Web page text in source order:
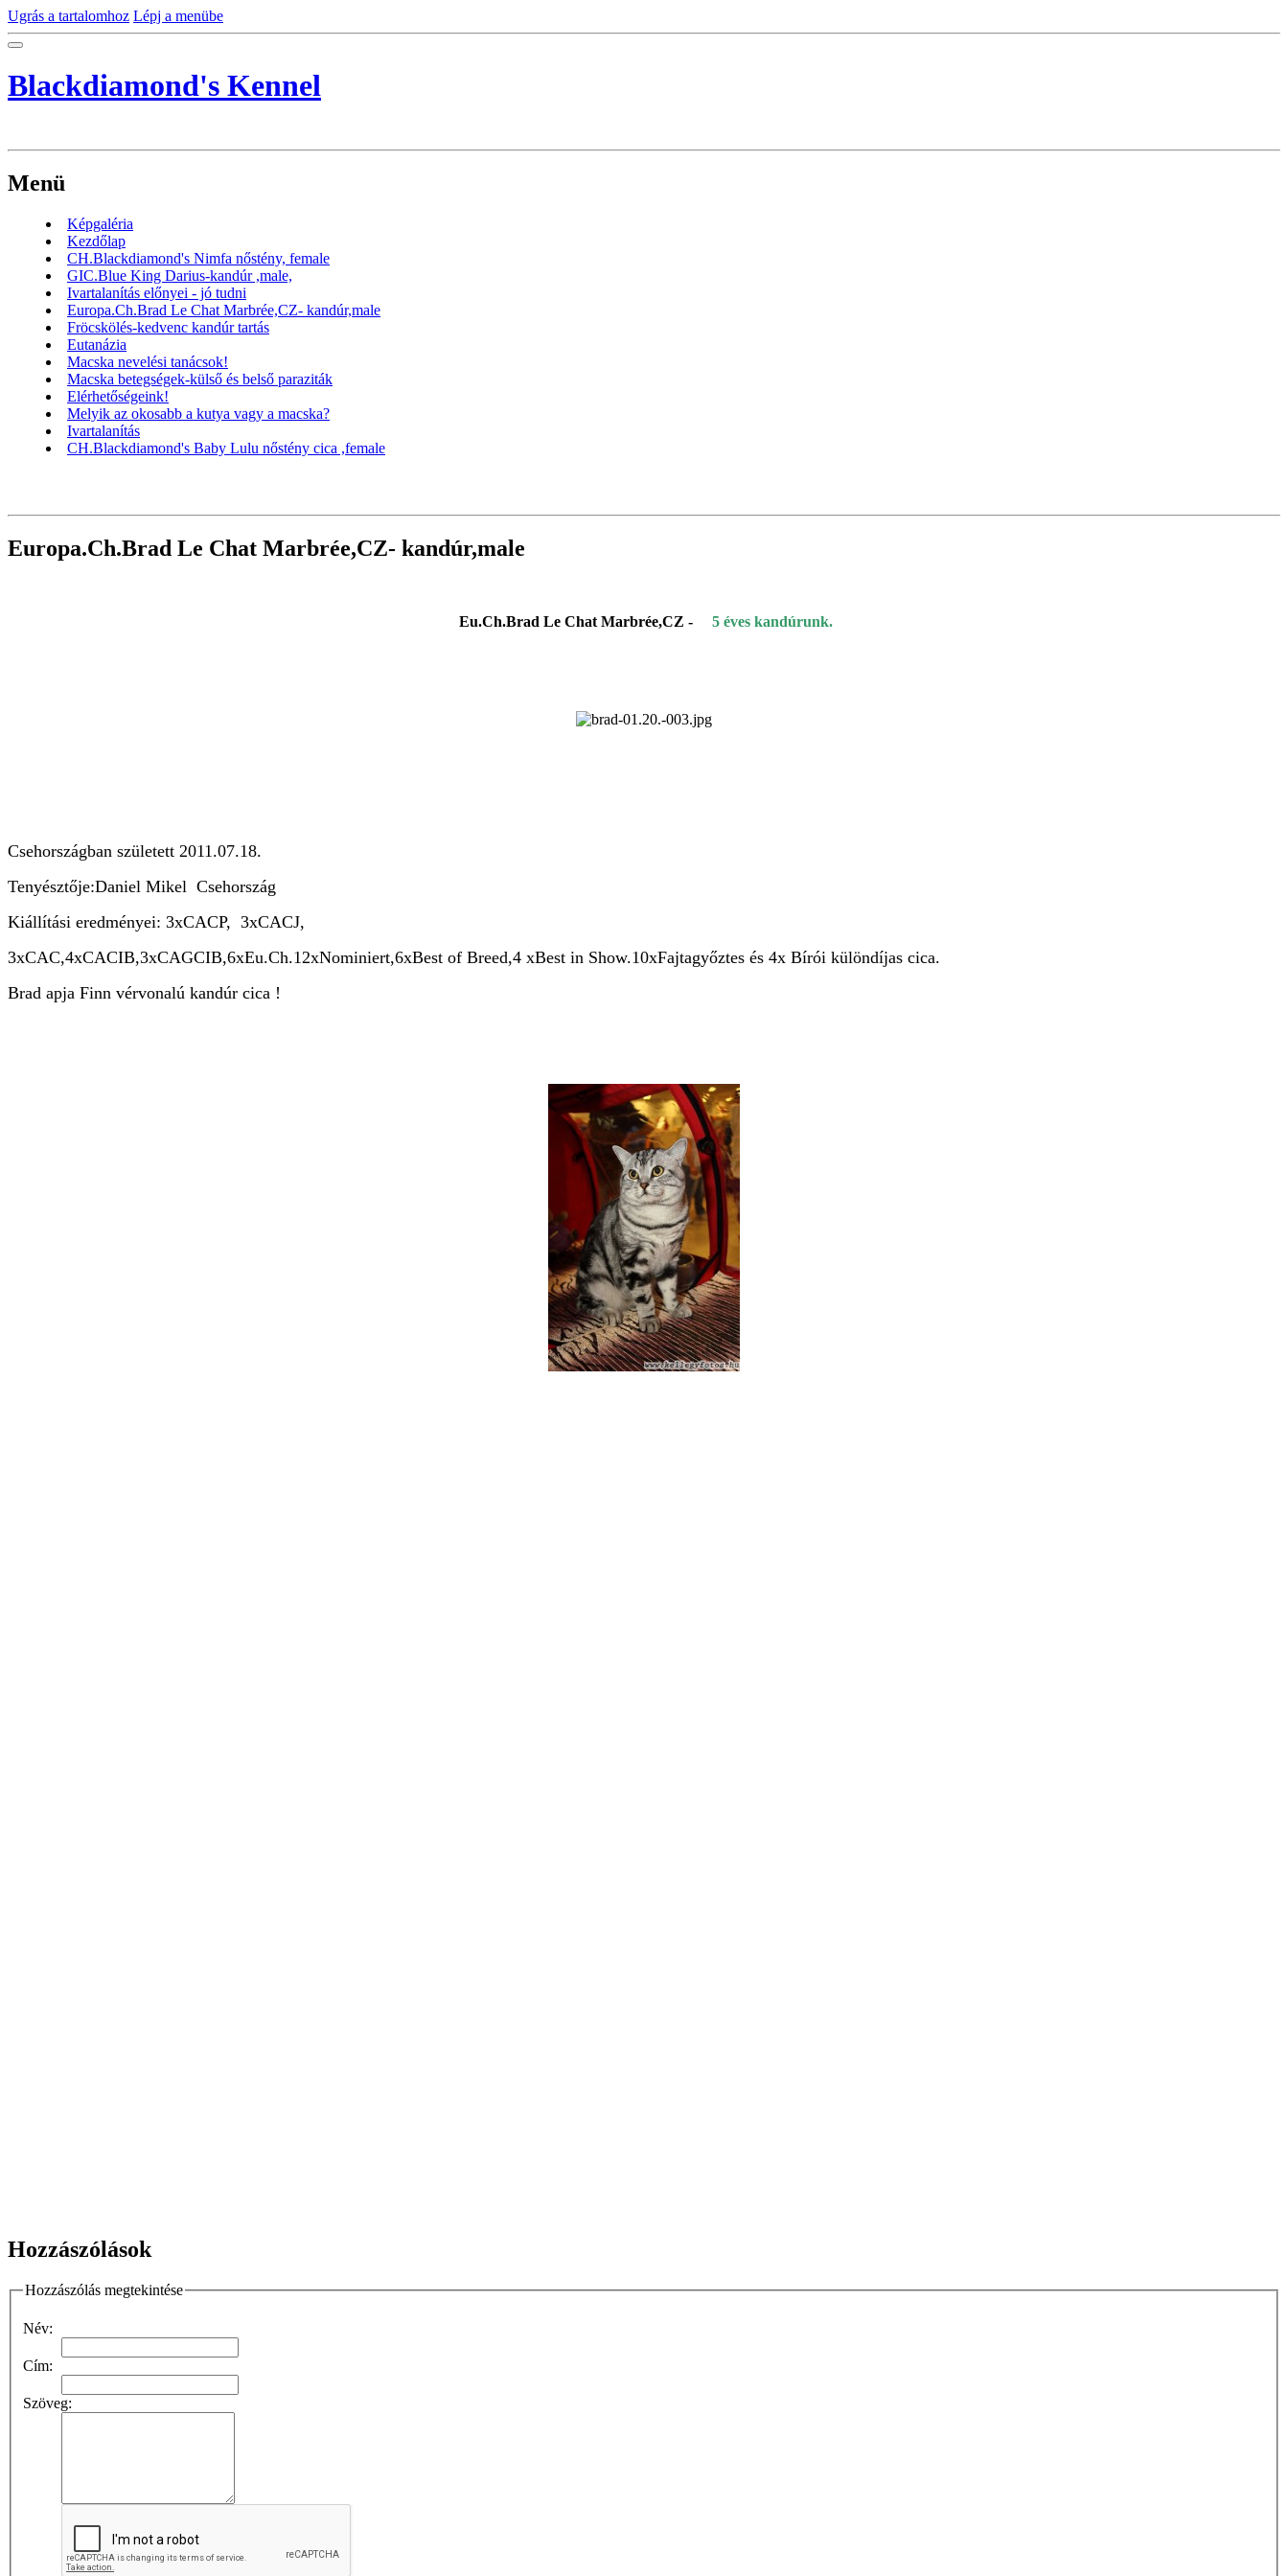
Ugrás a tartalomhoz Lépj a menübe
Blackdiamond's Kennel
Menü
Képgaléria
Kezdőlap
CH.Blackdiamond's Nimfa nőstény, female
GIC.Blue King Darius-kandúr ,male,
Ivartalanítás előnyei - jó tudni
Europa.Ch.Brad Le Chat Marbrée,CZ- kandúr,male
Fröcskölés-kedvenc kandúr tartás
Eutanázia
Macska nevelési tanácsok!
Macska betegségek-külső és belső paraziták
Elérhetőségeink!
Melyik az okosabb a kutya vagy a macska?
Ivartalanítás
CH.Blackdiamond's Baby Lulu nőstény cica ,female
Europa.Ch.Brad Le Chat Marbrée,CZ- kandúr,male
Eu.Ch.Brad Le Chat Marbrée,CZ - 5 éves kandúrunk.
Csehországban született 2011.07.18.
Tenyésztője:Daniel Mikel Csehország
Kiállítási eredményei: 3xCACP, 3xCACJ,
3xCAC,4xCACIB,3xCAGCIB,6xEu.Ch.12xNominiert,6xBest of Breed,4 xBest in Show.10xFajtagyőztes és 4x Bírói különdíjas cica.
Brad apja Finn vérvonalú kandúr cica !
Hozzászólások
Hozzászólás megtekintése
Név:
Cím:
Szöveg: